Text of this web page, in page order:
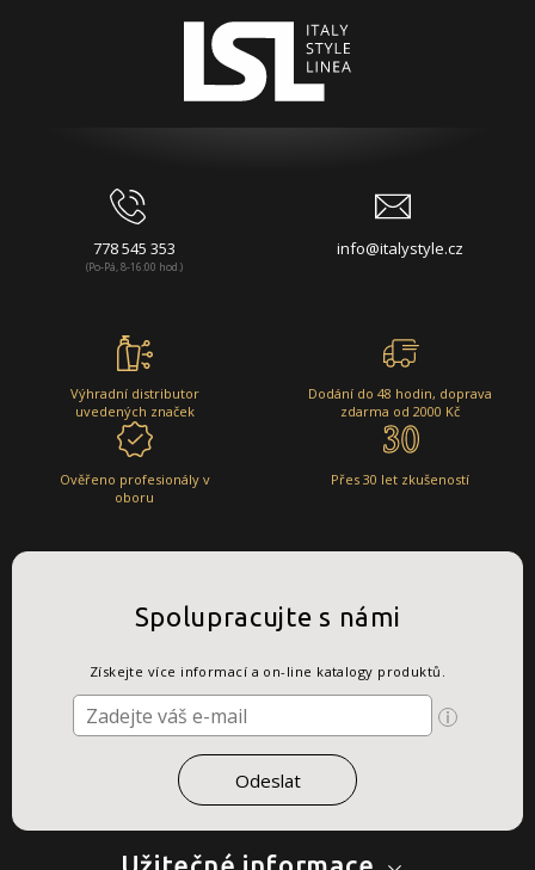
778 545 353
(Po-Pá, 8-16:00 hod.)
info@italystyle.cz
Výhradní distributor
uvedených značek
Dodání do 48 hodin, doprava
zdarma od 2000 Kč
Ověřeno profesionály v
oboru
Přes 30 let zkušeností
Spolupracujte s námi
Získejte více informací a on-line katalogy produktů.